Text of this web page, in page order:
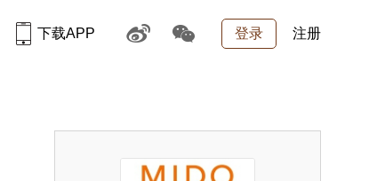
登录 注册
下载APP